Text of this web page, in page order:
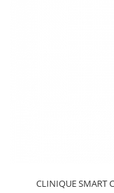
CLINIQUE SMART